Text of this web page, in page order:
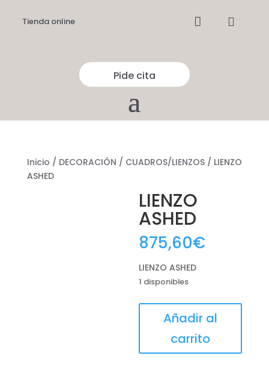
Tienda online  
Pide cita
Inicio / DECORACIÓN / CUADROS/LIENZOS/ LIENZO
ASHED
LIENZO
ASHED
875,60€
LIENZO ASHED
1 disponibles
ASHED
cantidad
Añadir al
carrito